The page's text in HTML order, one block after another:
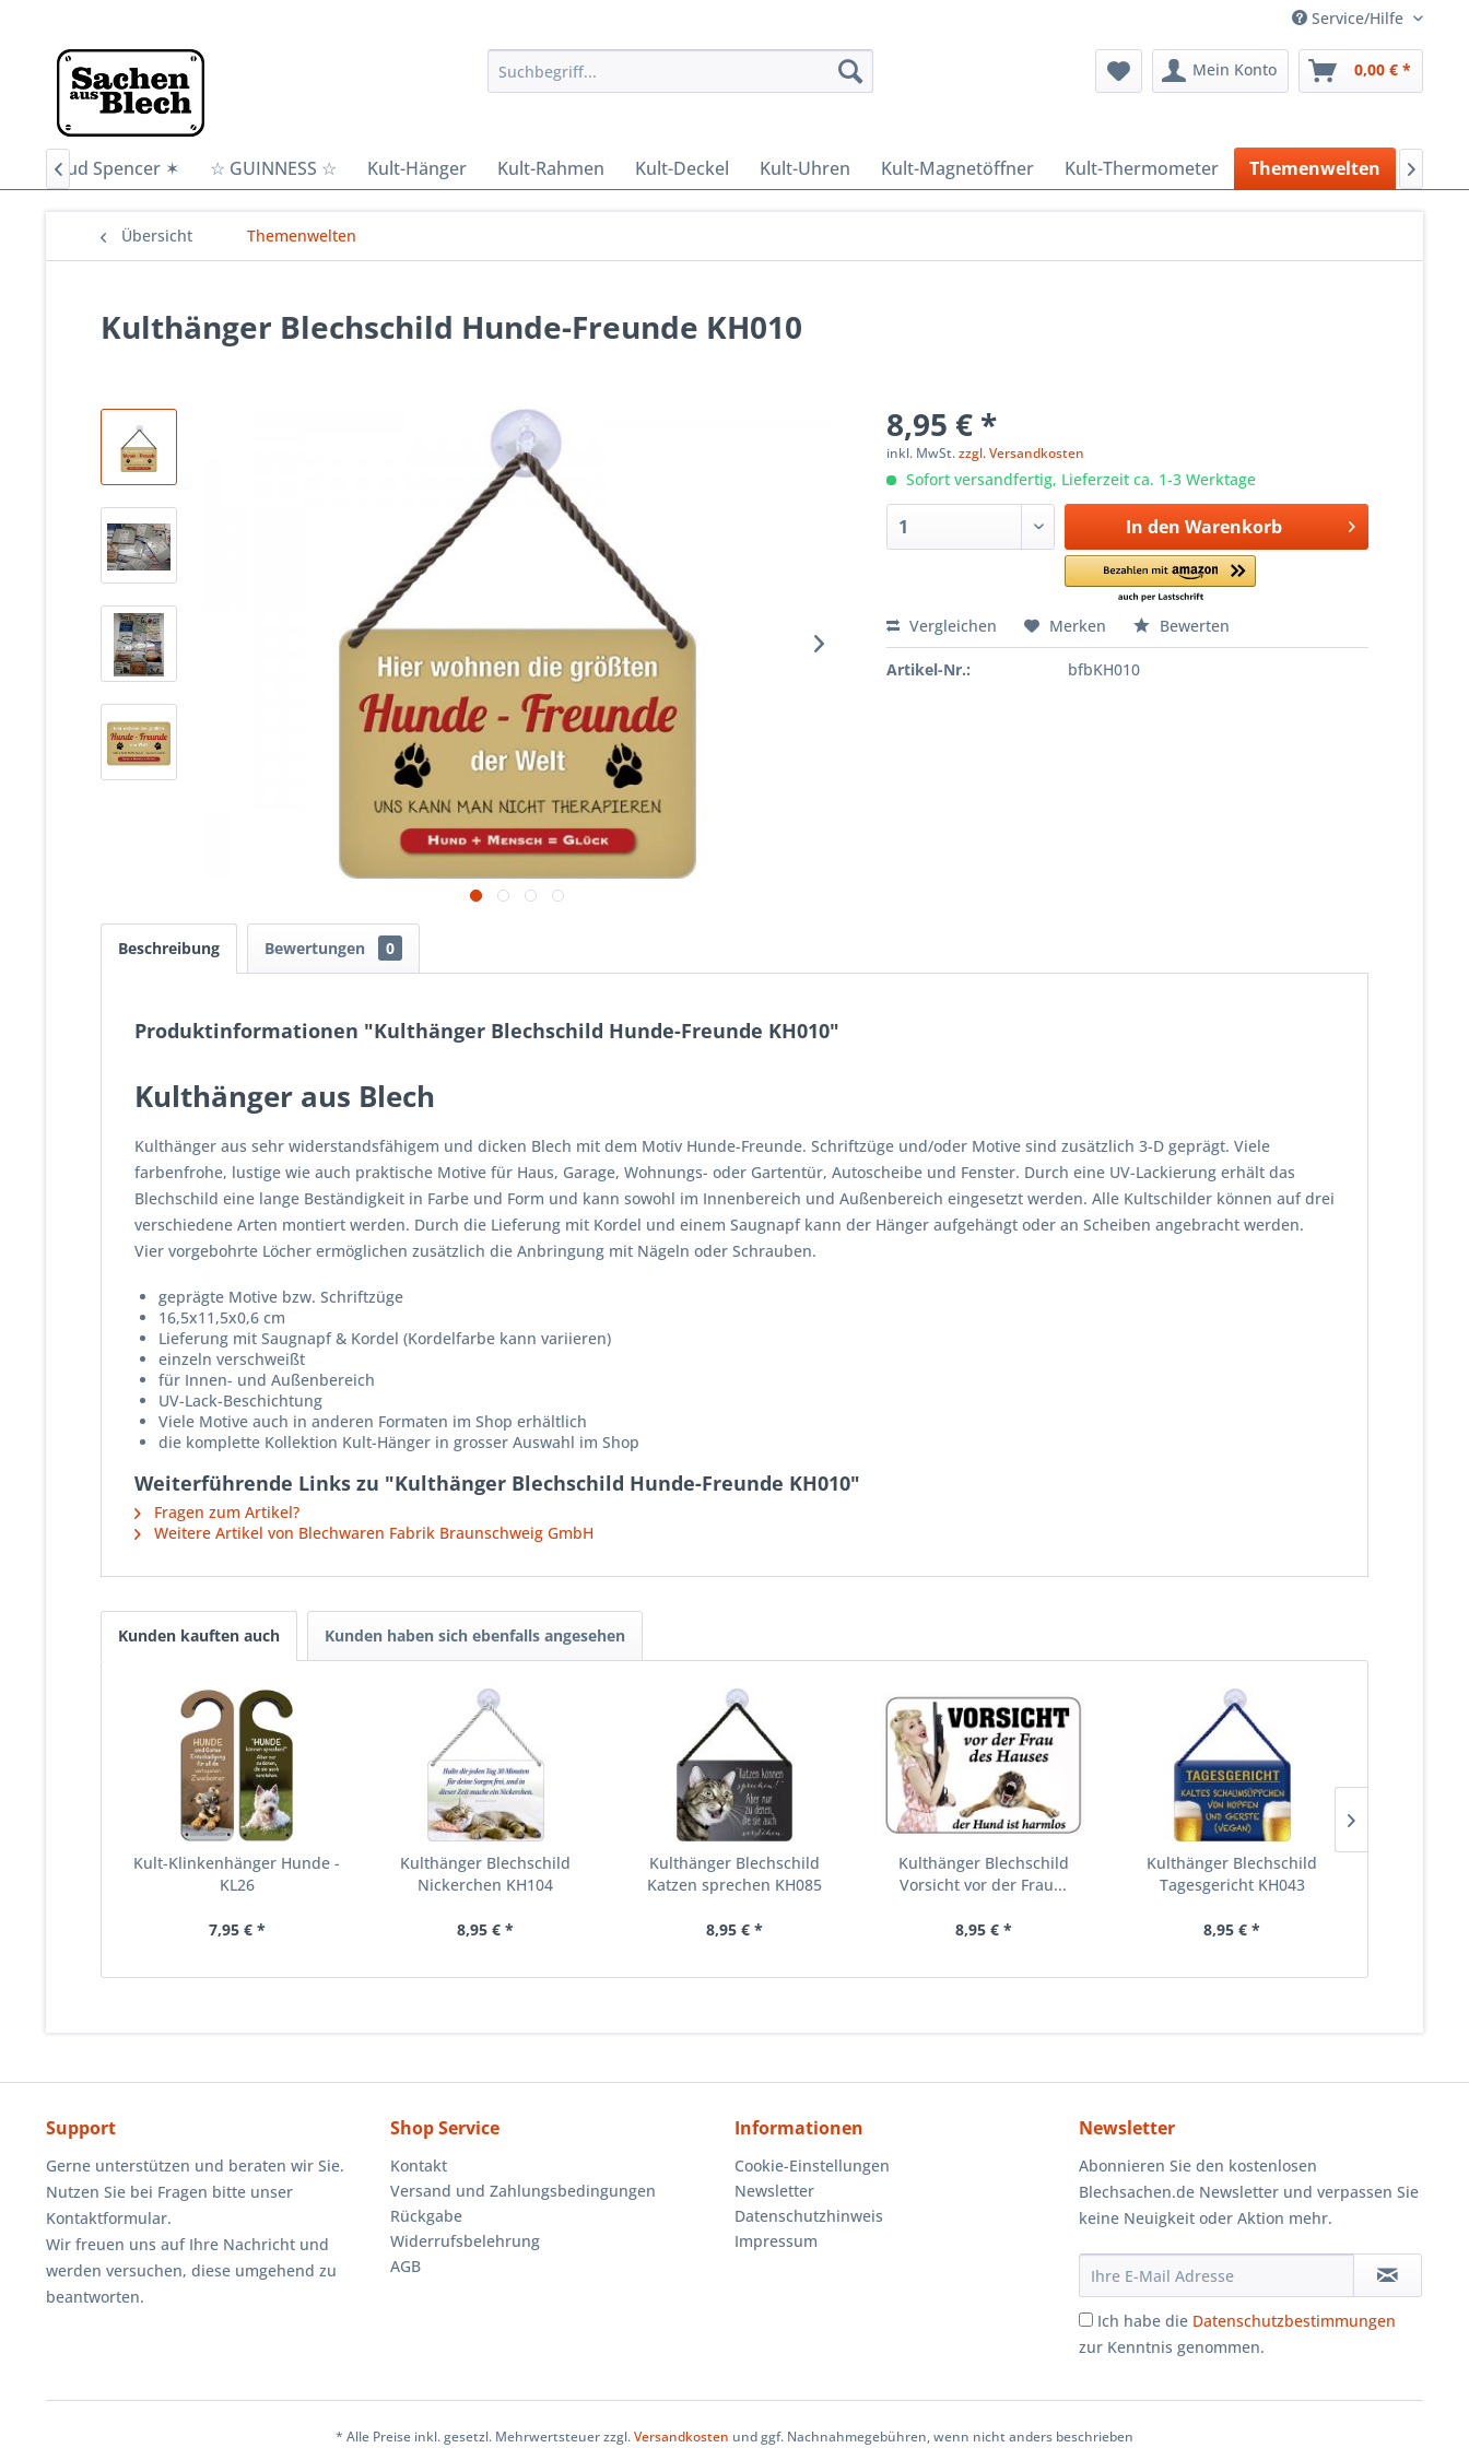
Service/Hilfe
Mein Konto 0,00 € *
✶ Bud Spencer ✶ ☆ GUINNESS ☆ Kult-Hänger Kult-Rahmen Kult-Deckel Kult-Uhren Kult-Magnetöffner Kult-Thermometer Themenwelten
 
Übersicht Themenwelten
Kulthänger Blechschild Hunde-Freunde KH010
8,95 € *
inkl. MwSt.zzgl. Versandkosten
Sofort versandfertig, Lieferzeit ca. 1-3 Werktage
In den Warenkorb
Vergleichen Merken Bewerten
Artikel-Nr.: bfbKH010
Beschreibung Bewertungen 0
Produktinformationen "Kulthänger Blechschild Hunde-Freunde KH010"
Kulthänger aus Blech
Kulthänger aus sehr widerstandsfähigem und dicken Blech mit dem Motiv Hunde-Freunde. Schriftzüge und/oder Motive sind zusätzlich 3-D geprägt. Viele
farbenfrohe, lustige wie auch praktische Motive für Haus, Garage, Wohnungs- oder Gartentür, Autoscheibe und Fenster. Durch eine UV-Lackierung erhält das
Blechschild eine lange Beständigkeit in Farbe und Form und kann sowohl im Innenbereich und Außenbereich eingesetzt werden. Alle Kultschilder können auf drei
verschiedene Arten montiert werden. Durch die Lieferung mit Kordel und einem Saugnapf kann der Hänger aufgehängt oder an Scheiben angebracht werden.
Vier vorgebohrte Löcher ermöglichen zusätzlich die Anbringung mit Nägeln oder Schrauben.
geprägte Motive bzw. Schriftzüge
16,5x11,5x0,6 cm
Lieferung mit Saugnapf & Kordel (Kordelfarbe kann variieren)
einzeln verschweißt
für Innen- und Außenbereich
UV-Lack-Beschichtung
Viele Motive auch in anderen Formaten im Shop erhältlich
die komplette Kollektion Kult-Hänger in grosser Auswahl im Shop
Weiterführende Links zu "Kulthänger Blechschild Hunde-Freunde KH010"
Fragen zum Artikel?
Weitere Artikel von Blechwaren Fabrik Braunschweig GmbH
Kunden kauften auch Kunden haben sich ebenfalls angesehen
Kult-Klinkenhänger Hunde -
KL26
7,95 € *
Kulthänger Blechschild
Nickerchen KH104
8,95 € *
Kulthänger Blechschild
Katzen sprechen KH085
8,95 € *
Kulthänger Blechschild
Vorsicht vor der Frau...
8,95 € *
Kulthänger Blechschild
Tagesgericht KH043
8,95 € *
Support
Gerne unterstützen und beraten wir Sie.
Nutzen Sie bei Fragen bitte unser
Kontaktformular.
Wir freuen uns auf Ihre Nachricht und
werden versuchen, diese umgehend zu
beantworten.
Shop Service
Kontakt
Versand und Zahlungsbedingungen
Rückgabe
Widerrufsbelehrung
AGB
Informationen
Cookie-Einstellungen
Newsletter
Datenschutzhinweis
Impressum
Newsletter
Abonnieren Sie den kostenlosen
Blechsachen.de Newsletter und verpassen Sie
keine Neuigkeit oder Aktion mehr.
Ich habe die Datenschutzbestimmungen
zur Kenntnis genommen.
* Alle Preise inkl. gesetzl. Mehrwertsteuer zzgl.Versandkosten und ggf. Nachnahmegebühren, wenn nicht anders beschrieben